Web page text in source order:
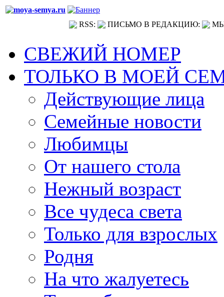
RSS: ПИСЬМО В РЕДАКЦИЮ:
СВЕЖИЙ НОМЕР
ТОЛЬКО В МОЕЙ
Действующие лица
Семейные новости
Любимцы
От нашего стола
Нежный возраст
Все чудеса света
Только для взрослых
Родня
На что жалуетесь